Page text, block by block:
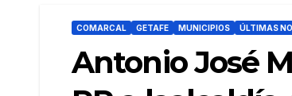
COMARCAL GETAFE MUNICIPIOS ÚLTIMAS
Antonio José